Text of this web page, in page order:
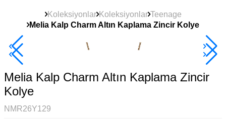
Koleksiyonlar Koleksiyonlar Teenage
Melia Kalp Charm Altın Kaplama Zincir Kolye
Yeni Ürün
Melia Kalp Charm Altın Kaplama Zincir
Kolye
NMR26Y129